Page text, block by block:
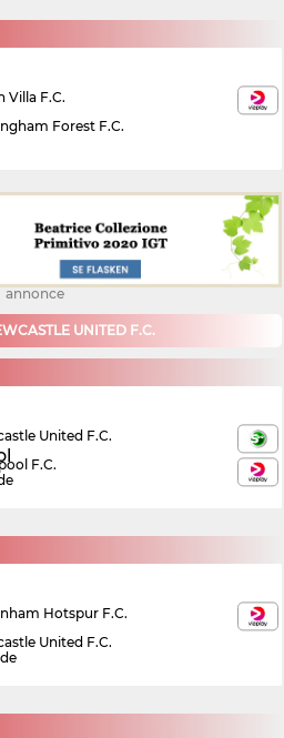
Villa F.C.
Forest F.C.
annonce
UNITED F.C.
United F.C.
F.C.
Hotspur F.C.
United F.C.